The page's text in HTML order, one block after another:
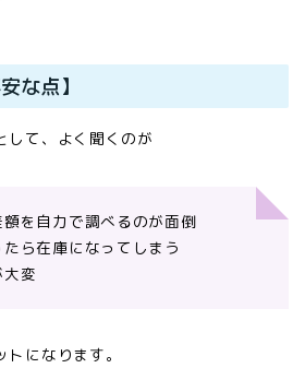
な点】
して、よく聞くのが
額を自力で調べるのが面倒
たら在庫になってしまう
大変
になります。